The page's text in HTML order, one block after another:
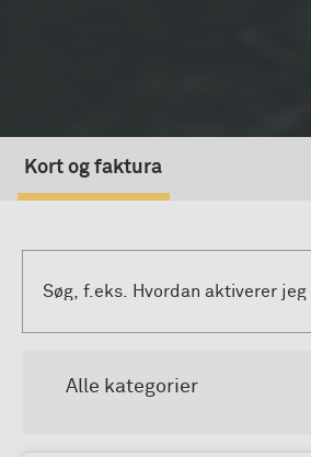
Kort og faktura
Alle kategorier